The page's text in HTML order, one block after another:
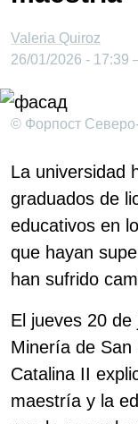
Valeria Quiroz
26/01/2026 - 17:39
© Форпост
La universidad
graduados de
educativos en
que hayan
han sufrido
El jueves 20
Minería de San
Catalina II
maestría y la